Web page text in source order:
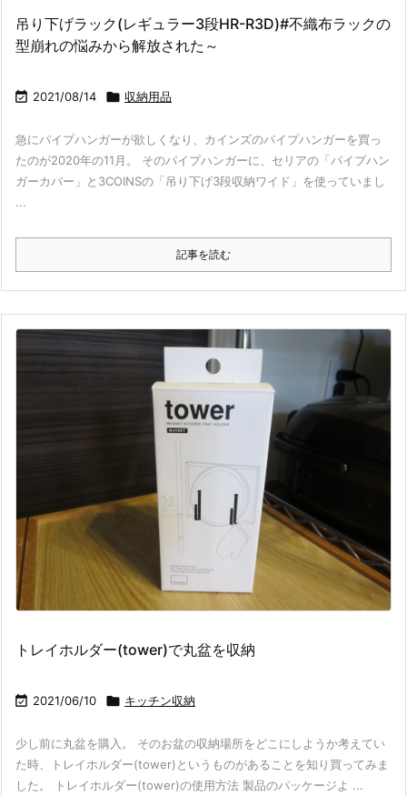
吊り下げラック(レギュラー3段HR-R3D)#不織布ラックの
型崩れの悩みから解放された～
 2021/08/14  収納用品
急にパイプハンガーが欲しくなり、カインズのパイプハンガーを買っ
たのが2020年の11月。 そのパイプハンガーに、セリアの「パイプハン
ガーカバー」と3COINSの「吊り下げ3段収納ワイド」を使っていまし
...
記事を読む
トレイホルダー(tower)で丸盆を収納
 2021/06/10  キッチン収納
少し前に丸盆を購入。 そのお盆の収納場所をどこにしようか考えてい
た時、トレイホルダー(tower)というものがあることを知り買ってみま
した。 トレイホルダー(tower)の使用方法 製品のパッケージよ ...